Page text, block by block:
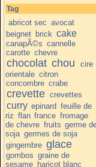
Tag
abricot sec avocat
beignet brick cake
canapÃ©s cannelle
carotte chevre
chocolat chou
cire
orientale citron
concombre crabe
crevette crevettes
curry epinard feuille de
riz flan france fromage
de chevre fruits germe
soja germes de soja
gingembre glace
gombos graine de
sesame haricot blanc